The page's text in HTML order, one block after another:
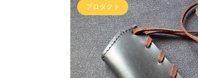
プロダクト